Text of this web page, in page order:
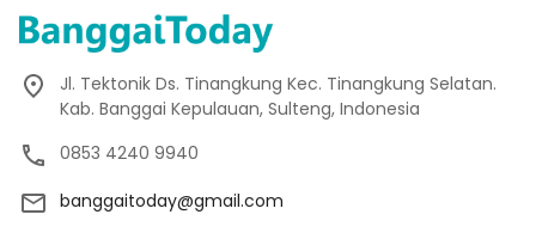
Jl. Tektonik Ds. Tinangkung Kec. Tinangkung Selatan.
Kab. Banggai Kepulauan, Sulteng, Indonesia
0853 4240 9940
banggaitoday@gmail.com